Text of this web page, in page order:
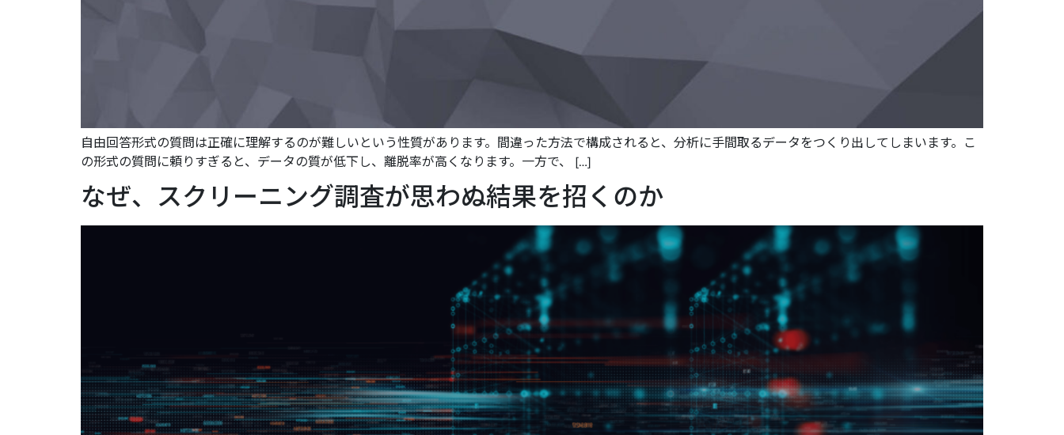
自由回答形式の質問は正確に理解するのが難しいという性質があります。間違った方法で構成されると、分析に手間取るデータをつくり出してしまいます。こ
の形式の質問に頼りすぎると、データの質が低下し、離脱率が高くなります。一方で、 […]
なぜ、スクリーニング調査が思わぬ結果を招くのか